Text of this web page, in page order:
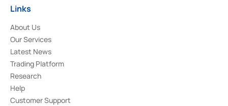
Links
About Us
Our Services
Latest News
Trading Platform
Research
Help
Customer Support